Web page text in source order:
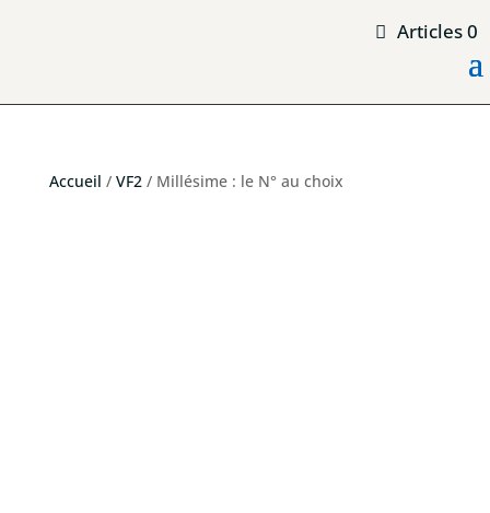
Articles 0
Accueil / VF2 / Millésime : le N° au choix